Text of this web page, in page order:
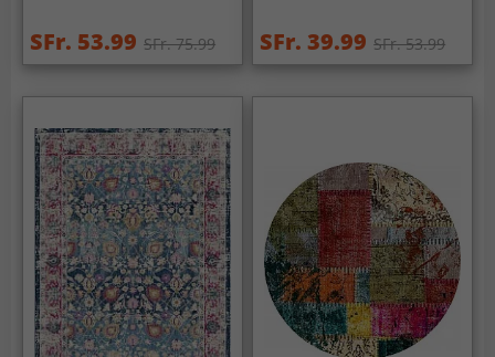
SFr. 53.99 SFr. 75.99 SFr. 39.99 SFr. 53.99